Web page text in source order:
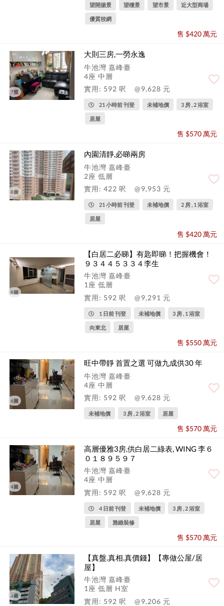
望開揚景 望樓景 望市景 近大型商場
優質校網
售 $420 萬元
7圖
大則三房,一勞永逸
牛池灣 嘉峰臺
4座 中層
實用: 592 呎
@9,628 元
21 小時前 刊登 未補地價 3 房 , 2 浴室
居屋
售 $570 萬元
8圖
內園清靜,必睇兩房
牛池灣 嘉峰臺
2座 低層
實用: 422 呎
@9,953 元
21 小時前 刊登 未補地價 2 房 , 1 浴室
居屋
售 $420 萬元
8圖
【白居二必睇】有匙即睇！把握機會！
９３４４５３３４李生
牛池灣 嘉峰臺
1座 低層
實用: 592 呎
@9,291 元
1 日前 刊登 未補地價 3 房 , 1 浴室
向東北 居屋
售 $550 萬元
6圖
旺中帶靜 首置之選 可做九成供30 年
牛池灣 嘉峰臺
4座 中層
實用: 592 呎
@9,628 元
未補地價 3 房 , 2 浴室 居屋
售 $570 萬元
4圖
高層優雅3房,供白居二綠表, WING 李６
０１８９５９７
牛池灣 嘉峰臺
4座 中層
實用: 592 呎
@9,628 元
4 日前 刊登 未補地價 3 房 , 2 浴室
居屋 雅緻裝修
售 $570 萬元
3圖
【真盤.真相.真價錢】【專做公屋/居
屋】
牛池灣 嘉峰臺
1座 低層 H室
實用: 592 呎
@9,206 元